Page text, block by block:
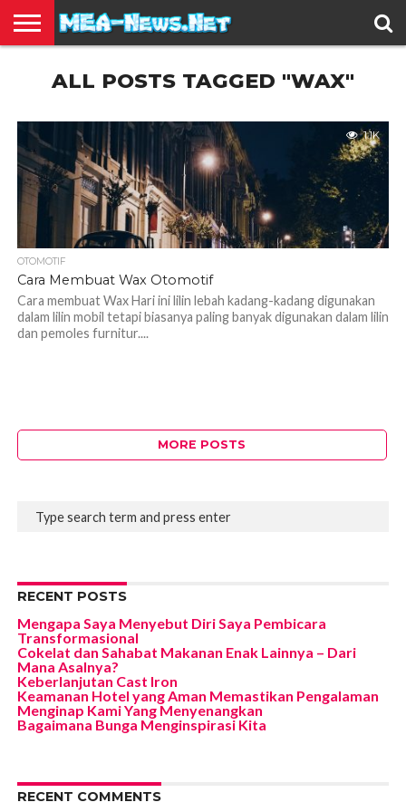
TERBARU
EDUKASI
HIBURAN
INSPIRASI
KESEHATAN
KULINER
OLAH
RAGA
OTOMOTIF
TRAVEL
JUAL
BELIALL POSTS TAGGED "WAX"
1.1K
OTOMOTIF
Cara Membuat Wax Otomotif
Cara membuat Wax Hari ini lilin lebah kadang-kadang digunakan
dalam lilin mobil tetapi biasanya paling banyak digunakan dalam lilin
dan pemoles furnitur....
MORE POSTS
RECENT POSTS
Mengapa Saya Menyebut Diri Saya Pembicara
Transformasional
Cokelat dan Sahabat Makanan Enak Lainnya – Dari
Mana Asalnya?
Keberlanjutan Cast Iron
Keamanan Hotel yang Aman Memastikan Pengalaman
Menginap Kami Yang Menyenangkan
Bagaimana Bunga Menginspirasi Kita
RECENT COMMENTS